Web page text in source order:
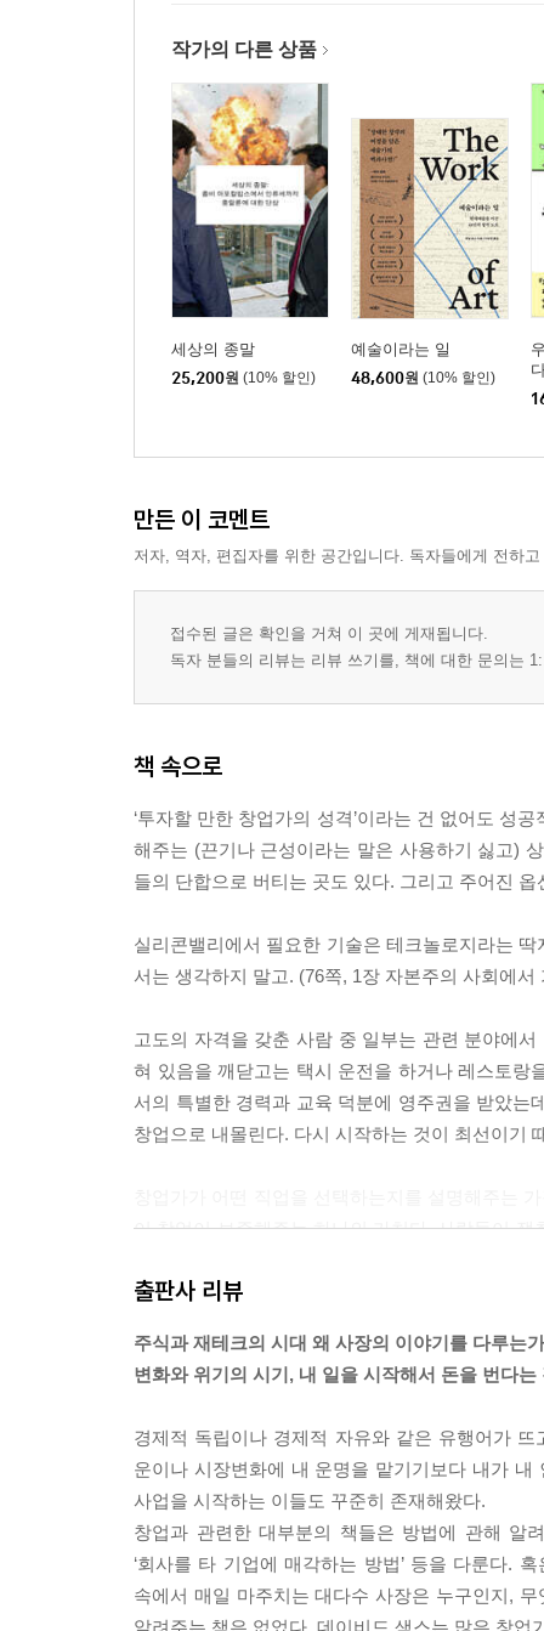
작가의 다른 상품
세상의 종말
25,200원 (10% 할인)
예술이라는 일
48,600원 (10% 할인)
만든 이 코멘트
저자, 역자, 편집자를 위한 공간입니다. 독자들에게 전하
접수된 글은 확인을 거쳐 이 곳에 게재됩니다.
독자 분들의 리뷰는 리뷰 쓰기를, 책에 대한 문의는
책 속으로
‘투자할 만한 창업가의 성격’이라는 건 없어도 성
해주는 (끈기나 근성이라는 말은 사용하기 싫고)
들의 단합으로 버티는 곳도 있다. 그리고 주어진
실리콘밸리에서 필요한 기술은 테크놀로지라는
서는 생각하지 말고. (76쪽, 1장 자본주의 사회에서
고도의 자격을 갖춘 사람 중 일부는 관련 분야에
혀 있음을 깨닫고는 택시 운전을 하거나 레스토랑
서의 특별한 경력과 교육 덕분에 영주권을 받았
창업으로 내몰린다. 다시 시작하는 것이 최선이기
이 창업이 보증해주는 하나의 가치다. 사람들이
릴 야프 카이저에 따르면, “상황이 긴박해지면,
멋진 슬로건이 지켜지는지 마는지 판가름이 난다.
벤처 투자자들과 존경받는 스타트업 인사들은 확
들이라고 이야기한다. 빨리 실패하라. 실패를 딛
라. 하지만 현실 세계에 나와 보면, 창업가에게 실
라는 모험에 뛰어들 때, 자신의 재산과 집, 건강과
하면, 모든 것이 영향을 받을 수 있다.
출판사 리뷰
주식과 재테크의 시대 왜 사장의 이야기를 다루는
변화와 위기의 시기, 내 일을 시작해서 돈을 번다는
경제적 독립이나 경제적 자유와 같은 유행어가
운이나 시장변화에 내 운명을 맡기기보다 내가
사업을 시작하는 이들도 꾸준히 존재해왔다.
창업과 관련한 대부분의 책들은 방법에 관해 알
‘회사를 타 기업에 매각하는 방법’ 등을 다룬다.
속에서 매일 마주치는 대다수 사장은 누구인지,